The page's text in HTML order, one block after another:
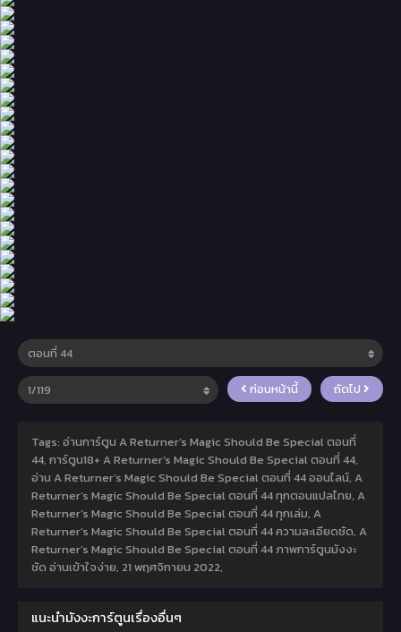
ก่อนหน้านี้ ถัดไป
Tags: อ่านการ์ตูน A Returner’s Magic Should Be Special ตอนที่
44, การ์ตูน18+ A Returner’s Magic Should Be Special ตอนที่ 44,
อ่าน A Returner’s Magic Should Be Special ตอนที่ 44 ออนไลน์, A
Returner’s Magic Should Be Special ตอนที่ 44 ทุกตอนแปลไทย, A
Returner’s Magic Should Be Special ตอนที่ 44 ทุกเล่ม, A
Returner’s Magic Should Be Special ตอนที่ 44 ความละเอียดชัด, A
Returner’s Magic Should Be Special ตอนที่ 44 ภาพการ์ตูนมังงะ
ชัด อ่านเข้าใจง่าย, 21 พฤศจิกายน 2022,
แนะนำมังงะการ์ตูนเรื่องอื่นๆ